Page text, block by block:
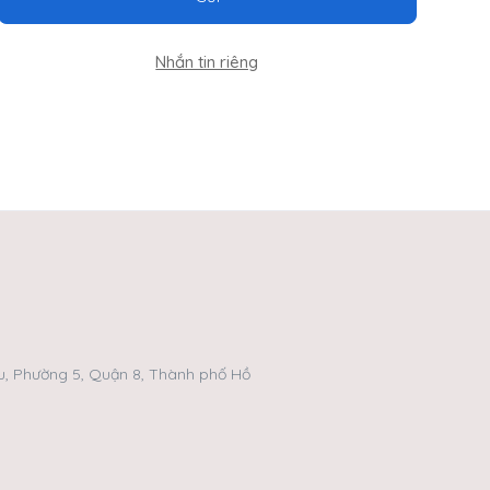
Nhắn tin riêng
Phường 5, Quận 8, Thành phố Hồ